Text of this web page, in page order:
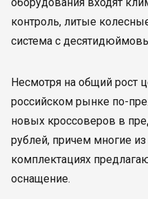
контроль, литые
система с
Несмотря на общий рост
российском рынке по-
новых кроссоверов в
рублей, причем многие
комплектациях
оснащение.